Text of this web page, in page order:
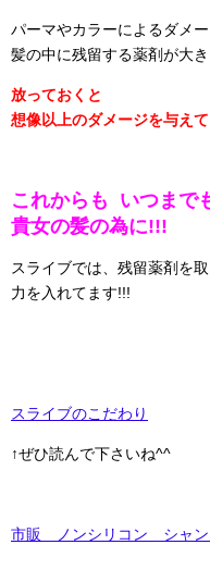
パーマやカラーによるダメ
髪の中に残留する薬剤が大
放っておくと
想像以上のダメージを与え
これからも いつまで
貴女の髪の為に!!!
スライブでは、残留薬剤を
力を入れてます!!!
スライブのこだわり
↑ぜひ読んで下さいね^^
市販 ノンシリコン シャン